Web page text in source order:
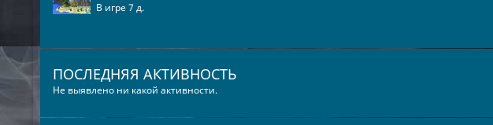
В игре 7 д.
ПОСЛЕДНЯЯ АКТИВНОСТЬ
Не выявлено ни какой активности.